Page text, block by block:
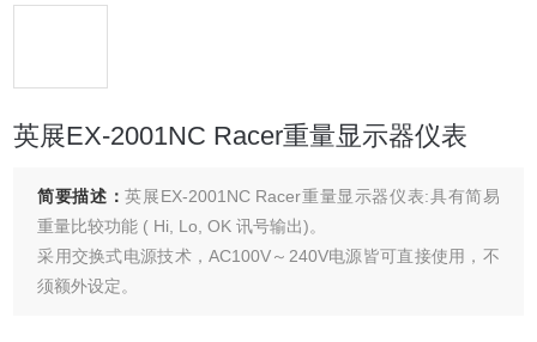
英展EX-2001NC Racer重量显示器仪表
简要描述：英展EX-2001NC Racer重量显示器仪表:具有简易
重量比较功能 ( Hi, Lo, OK 讯号输出)。
采用交换式电源技术，AC100V～240V电源皆可直接使用，不
须额外设定。